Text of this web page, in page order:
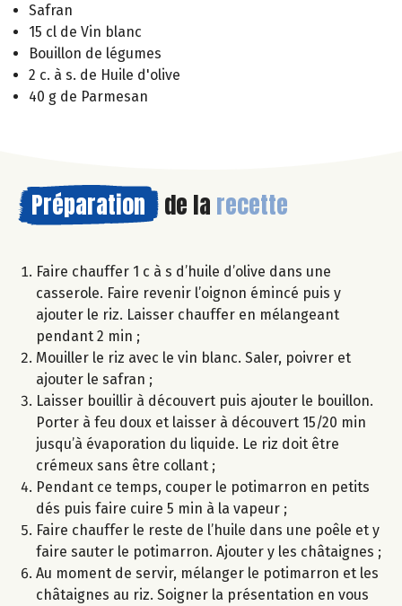
Safran
15 cl de Vin blanc
Bouillon de légumes
2 c. à s. de Huile d'olive
40 g de Parmesan
Préparation de la recette
Faire chauffer 1 c à s d’huile d’olive dans une
casserole. Faire revenir l’oignon émincé puis y
ajouter le riz. Laisser chauffer en mélangeant
pendant 2 min ;
Mouiller le riz avec le vin blanc. Saler, poivrer et
ajouter le safran ;
Laisser bouillir à découvert puis ajouter le bouillon.
Porter à feu doux et laisser à découvert 15/20 min
jusqu’à évaporation du liquide. Le riz doit être
crémeux sans être collant ;
Pendant ce temps, couper le potimarron en petits
dés puis faire cuire 5 min à la vapeur ;
Faire chauffer le reste de l’huile dans une poêle et y
faire sauter le potimarron. Ajouter y les châtaignes ;
Au moment de servir, mélanger le potimarron et les
châtaignes au riz. Soigner la présentation en vous